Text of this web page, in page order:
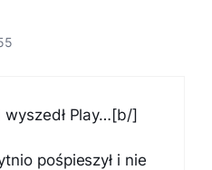
Play…[b/]
pośpieszył i nie